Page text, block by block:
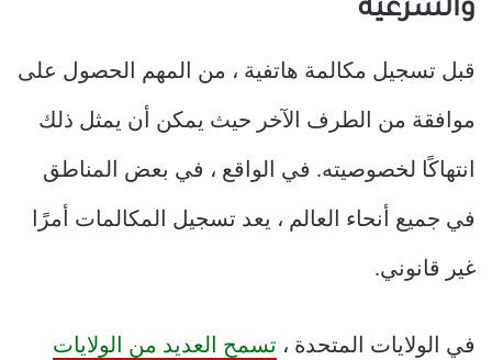
والشرعية
قبل تسجيل مكالمة هاتفية ، من المهم الحصول على
موافقة من الطرف الآخر حيث يمكن أن يمثل ذلك
انتهاكًا لخصوصيته. في الواقع ، في بعض المناطق
في جميع أنحاء العالم ، يعد تسجيل المكالمات أمرًا
غير قانوني.
في الولايات المتحدة ، تسمح العديد من الولايات